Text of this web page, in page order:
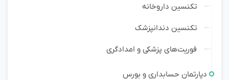
تکنسین داروخانه
تکنسین دندانپزشک
فوریت‌های پزشکی و امدادگری
دپارتمان حسابداری و بورس